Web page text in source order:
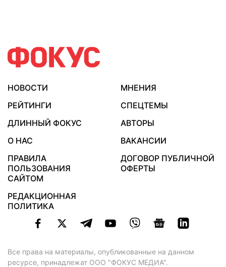
НОВОСТИ
МНЕНИЯ
РЕЙТИНГИ
СПЕЦТЕМЫ
ДЛИННЫЙ ФОКУС
АВТОРЫ
О НАС
ВАКАНСИИ
ПРАВИЛА
ПОЛЬЗОВАНИЯ
САЙТОМ
ДОГОВОР ПУБЛИЧНОЙ
ОФЕРТЫ
РЕДАКЦИОННАЯ
ПОЛИТИКА
Все права на материалы, опубликованные на данном
ресурсе, принадлежат ООО "ФОКУС МЕДИА".